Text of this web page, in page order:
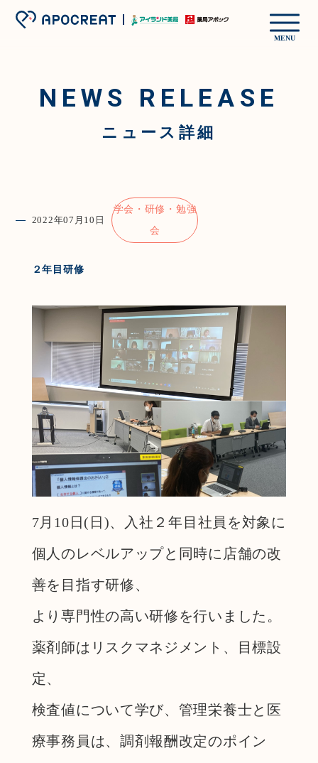
MENU
NEWS RELEASE
ニュース詳細
2022年07月10日
学会・研修・勉強
会
２年目研修
7月10日(日)、入社２年目社員を対象に
個人のレベルアップと同時に店舗の改
善を目指す研修、
より専門性の高い研修を行いました。
薬剤師はリスクマネジメント、目標設
定、
検査値について学び、管理栄養士と医
療事務員は、調剤報酬改定のポイン